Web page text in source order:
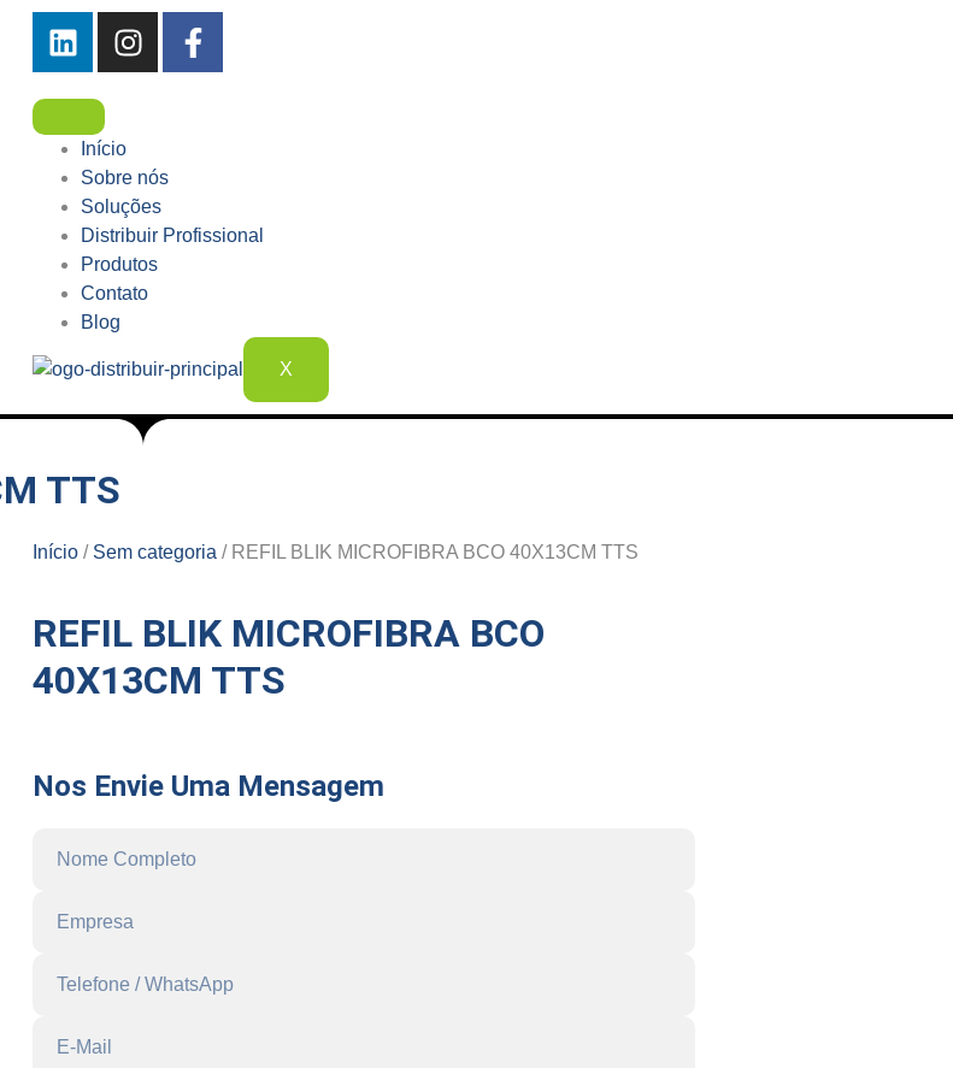
Início
Sobre nós
Soluções
Distribuir Profissional
Produtos
Contato
Blog
X
TTS
Início / Sem categoria / REFIL BLIK MICROFIBRA BCO 40X13CM TTS
REFIL BLIK MICROFIBRA BCO
40X13CM TTS
Nos Envie Uma Mensagem